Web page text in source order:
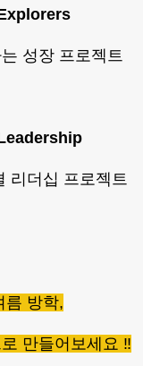
성장 프로젝트
리더십 프로젝트
방학,
만들어보세요 ‼️